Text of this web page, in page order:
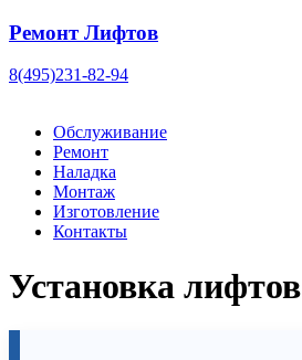
Ремонт Лифтов
8(495)231-82-94
Обслуживание
Ремонт
Наладка
Монтаж
Изготовление
Контакты
Установка лифтов